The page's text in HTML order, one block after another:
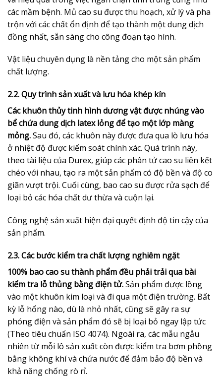
các mầm bệnh. Mủ cao su được thu hoạch, xử lý và pha
trộn với các chất ổn định để tạo thành một dung dịch
đồng nhất, sẵn sàng cho công đoạn tạo hình.
Vật liệu chuyên dụng là nền tảng cho một sản phẩm
chất lượng.
2.2. Quy trình sản xuất và lưu hóa khép kín
Các khuôn thủy tinh hình dương vật được nhúng vào
bể chứa dung dịch latex lỏng để tạo một lớp màng
mỏng.Sau đó, các khuôn này được đưa qua lò lưu hóa
ở nhiệt độ được kiểm soát chính xác. Quá trình này,
theo tài liệu của Durex, giúp các phân tử cao su liên kết
chéo với nhau, tạo ra một sản phẩm có độ bền và độ co
giãn vượt trội. Cuối cùng, bao cao su được rửa sạch để
loại bỏ các hóa chất dư thừa và cuộn lại.
Công nghệ sản xuất hiện đại quyết định độ tin cậy của
sản phẩm.
2.3. Các bước kiểm tra chất lượng nghiêm ngặt
100% bao cao su thành phẩm đều phải trải qua bài
kiểm tra lỗ thủng bằng điện tử.Sản phẩm được lồng
vào một khuôn kim loại và đi qua một điện trường. Bất
kỳ lỗ hổng nào, dù là nhỏ nhất, cũng sẽ gây ra sự
phóng điện và sản phẩm đó sẽ bị loại bỏ ngay lập tức
(Theo tiêu chuẩn ISO 4074). Ngoài ra, các mẫu ngẫu
nhiên từ mỗi lô sản xuất còn được kiểm tra bơm phồng
bằng không khí và chứa nước để đảm bảo độ bền và
khả năng chống rò rỉ.